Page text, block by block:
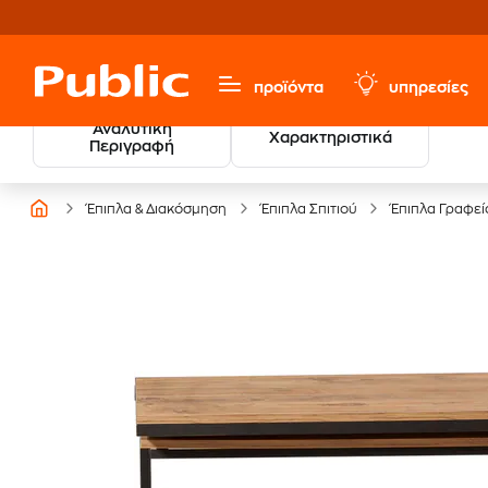
προϊόντα υπηρεσίες
Αναλυτική
Περιγραφή
Χαρακτηριστικά
Έπιπλα & Διακόσμηση Έπιπλα Σπιτιού Έπιπλα